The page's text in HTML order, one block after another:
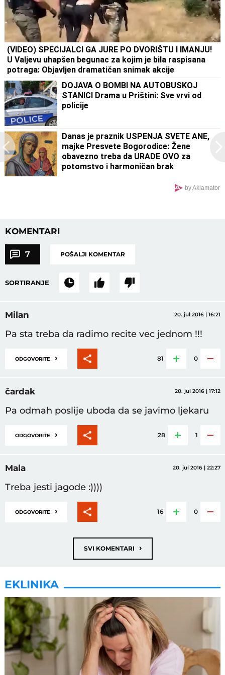
(VIDEO) SPECIJALCI GA JURE PO DVORIŠTU I IMANJU!
U Valjevu uhapšen begunac za kojim je bila raspisana
potraga: Objavljen dramatičan snimak akcije
DOJAVA O BOMBI NA AUTOBUSKOJ
STANICI Drama u Prištini: Sve vrvi od
policije
Danas je praznik USPENJA SVETE ANE,
majke Presvete Bogorodice: Žene
obavezno treba da URADE OVO za
potomstvo i harmoničan brak
by Aklamator
KOMENTARI
7 POŠALJI KOMENTAR
SORTIRANJE
Milan 20. jul 2016 | 16:21
Pa sta treba da radimo recite vec jednom !!!
ODGOVORITE › 81 0
čardak 20. jul 2016 | 17:12
Pa odmah poslije uboda da se javimo ljekaru
ODGOVORITE › 28 1
Mala 20. jul 2016 | 22:27
Treba jesti jagode :))))
ODGOVORITE › 16 0
SVI KOMENTARI ›
EKLINIKA